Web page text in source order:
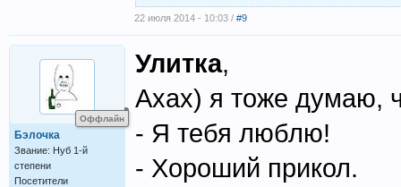
22 июля 2014 - 10:03 / #9
Оффлайн
Бэлочка
Звание: Нуб 1-й
степени
Посетители
Улитка,
Ахах) я тоже думаю,
- Я тебя люблю!
- Хороший прикол.